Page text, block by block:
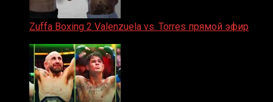
Zuffa Boxing 2 Valenzuela vs. Torres прямой эфир